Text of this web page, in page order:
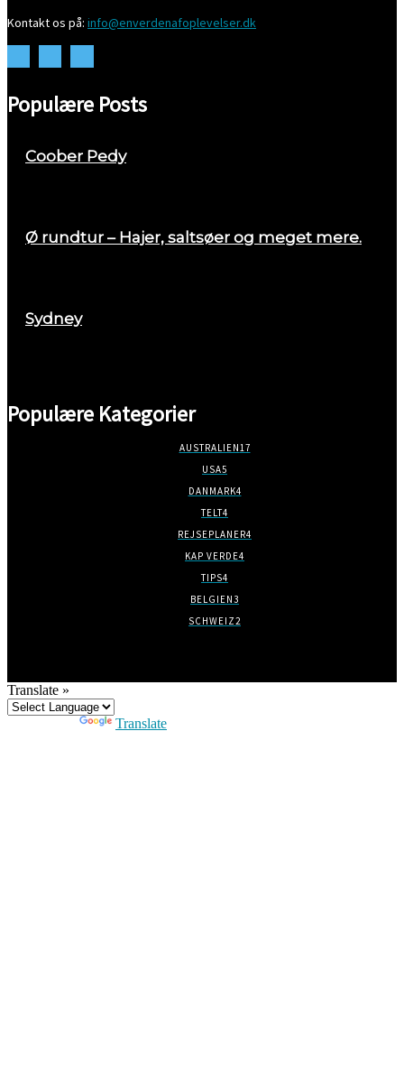
Kontakt os på: info@enverdenafoplevelser.dk
Populære Posts
Coober Pedy
Ø rundtur – Hajer, saltsøer og meget mere.
Sydney
Populære Kategorier
AUSTRALIEN17
USA5
DANMARK4
TELT4
REJSEPLANER4
KAP VERDE4
TIPS4
BELGIEN3
SCHWEIZ2
Translate »
Translate